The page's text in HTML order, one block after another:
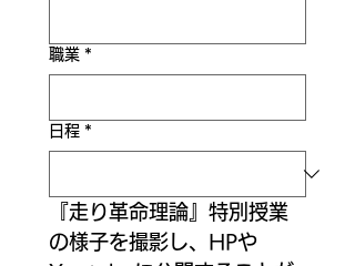
職業 *
日程 *
​『走り革命理論』特別授業
の様子を撮影し、HPや